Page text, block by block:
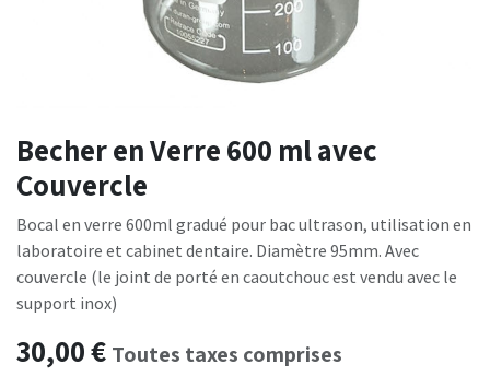
Becher en Verre 600 ml avec
Couvercle
Bocal en verre 600ml gradué pour bac ultrason, utilisation en
laboratoire et cabinet dentaire. Diamètre 95mm. Avec
couvercle (le joint de porté en caoutchouc est vendu avec le
support inox)
30,00€ Toutes taxes comprises